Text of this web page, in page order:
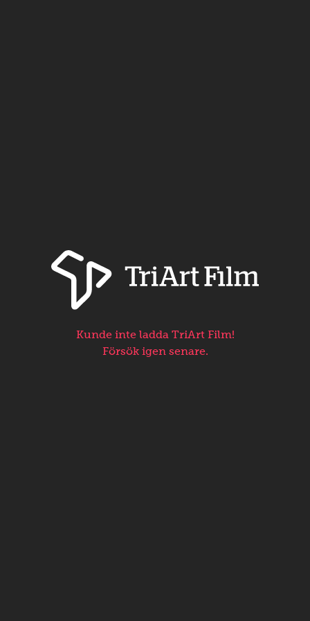
Kunde inte ladda TriArt Film!
Försök igen senare.